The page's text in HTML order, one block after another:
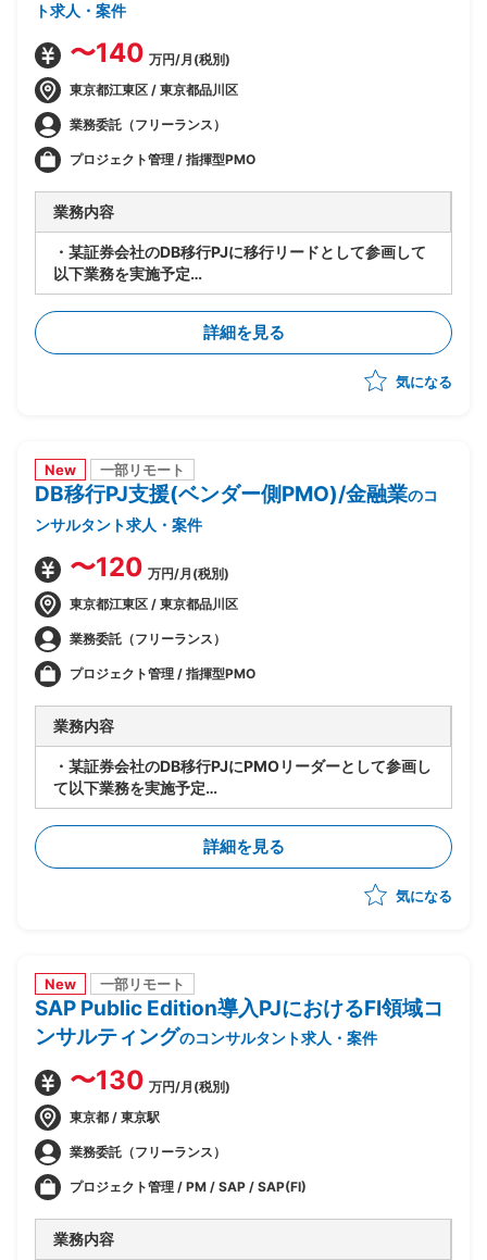
ト求人・案件
〜140 万円/月(税別)
東京都江東区 / 東京都品川区
業務委託（フリーランス）
プロジェクト管理 / 指揮型PMO
業務内容
・某証券会社のDB移行PJに移行リードとして参画して
以下業務を実施予定
-移行計画の作成
-移行方式検討/本番移行対策の立案
-移行ツール作成に関する計画策定/推進
-移行リハーサル～移行本番～移行後支援までの全体推
詳細を見る
気になる
New 一部リモート
DB移行PJ支援(ベンダー側PMO)/金融業のコ
ンサルタント求人・案件
〜120 万円/月(税別)
東京都江東区 / 東京都品川区
業務委託（フリーランス）
プロジェクト管理 / 指揮型PMO
業務内容
・某証券会社のDB移行PJにPMOリーダーとして参画し
て以下業務を実施予定
-製造/単体テストにおけるBP社検証物の確認・品質担
保
-結合テスト～総合テストで発生する障害の管理・進行
統制
-障害管理台帳の運用/障害解消状況のトラッキング
詳細を見る
気になる
New 一部リモート
SAP Public Edition導入PJにおけるFI領域コ
ンサルティングのコンサルタント求人・案件
〜130 万円/月(税別)
東京都 / 東京駅
業務委託（フリーランス）
プロジェクト管理 / PM / SAP / SAP(FI)
業務内容